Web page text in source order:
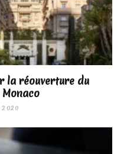
la réouverture du